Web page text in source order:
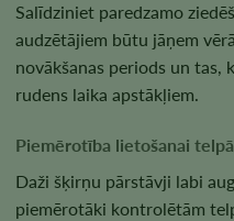
Salīdziniet paredzamo
audzētājiem būtu jāņem
novākšanas periods un tas,
rudens laika apstākļiem.
Piemērotība lietošanai
Daži šķirņu pārstāvji labi
piemērotāki kontrolētām